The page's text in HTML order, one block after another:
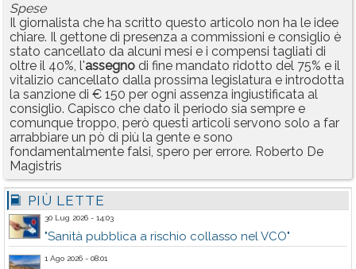
Spese
Il giornalista che ha scritto questo articolo non ha le idee
chiare. Il gettone di presenza a commissioni e consiglio è
stato cancellato da alcuni mesi e i compensi tagliati di
oltre il 40%, l'assegno di fine mandato ridotto del 75% e il
vitalizio cancellato dalla prossima legislatura e introdotta
la sanzione di € 150 per ogni assenza ingiustificata al
consiglio. Capisco che dato il periodo sia sempre e
comunque troppo, però questi articoli servono solo a far
arrabbiare un pò di più la gente e sono
fondamentalmente falsi, spero per errore. Roberto De
Magistris
PIÙ LETTE
30 Lug 2026 - 14:03
"Sanità pubblica a rischio collasso nel VCO"
1 Ago 2026 - 08:01